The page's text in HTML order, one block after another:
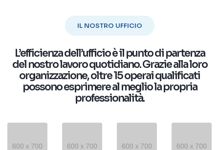
IL NOSTRO UFFICIO
L’efficienza dell’ufficio è il punto di partenza
del nostro lavoro quotidiano. Grazie alla loro
organizzazione, oltre 15 operai qualificati
possono esprimere al meglio la propria
professionalità.